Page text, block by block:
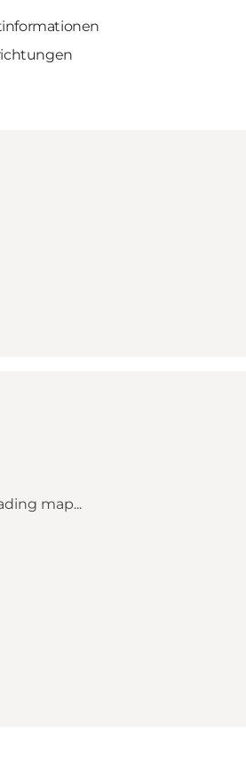
map...